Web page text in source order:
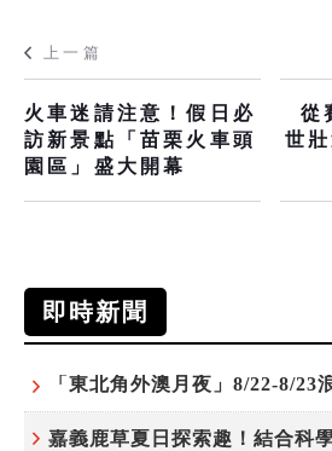
上一篇
火車迷請注意！假日必
訪新景點「苗栗火車頭
園區」盛大開幕
從
世
即時新聞